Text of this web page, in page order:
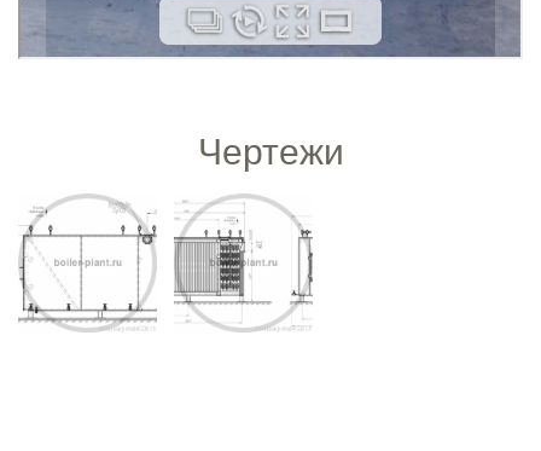
Чертежи